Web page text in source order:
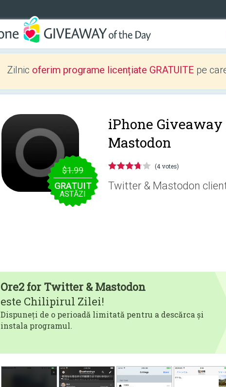
Zilnic oferim programe licențiate GRATUITE pe
$1.99
GRATUIT
ASTĂZI
iPhone Giveaway
Mastodon
(4 votes)
Twitter & Mastodon
Ore2 for Twitter & Mastodon
este Chilipirul Zilei!
Dispuneți de o perioadă limitată pentru a descărca și
instala programul.